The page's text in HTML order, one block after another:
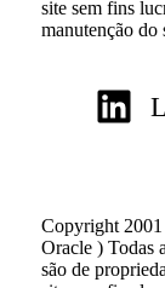
site sem fins
manutenção do
Copyright
Oracle ) Todas
são de